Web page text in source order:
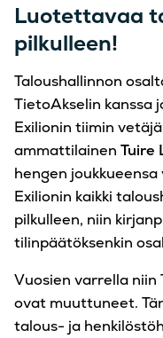
Luotettavaa
pilkulleen!
Taloushallinnon
TietoAkselin kanssa
Exilionin tiimin
ammattilainen Tuire
hengen
Exilionin kaikki
pilkulleen, niin
tilinpäätöksenkin
Vuosien varrella niin
ovat muuttuneet.
talous- ja